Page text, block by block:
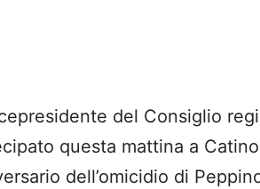
del Consiglio
questa mattina a
dell’omicidio di